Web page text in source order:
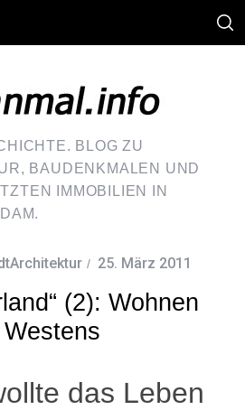
BLOG ZU
BAUDENKMALEN UND
IMMOBILIEN IN
25. März 2011
(2): Wohnen
das Leben